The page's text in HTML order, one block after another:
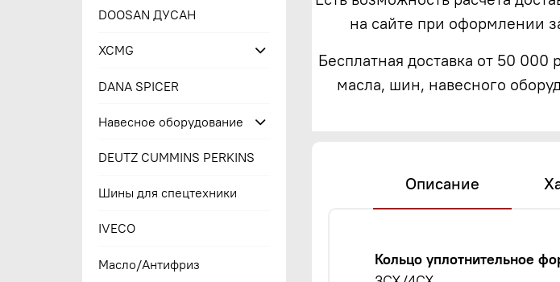
на сайте при оформлении
Бесплатная доставка от 50 000
масла, шин, навесного
Описание
Кольцо уплотнительное
DOOSAN ДУСАН
XCMG
DANA SPICER
Навесное оборудование
DEUTZ CUMMINS PERKINS
Шины для спецтехники
IVECO
Масло/Антифриз